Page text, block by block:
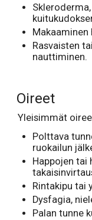
Makaaminen
Rasvaisten
nauttiminen.
Oireet
Yleisimmät
Polttava
ruokailun
Happojen tai
Rintakipu tai
Dysfagia,
Palan tunne